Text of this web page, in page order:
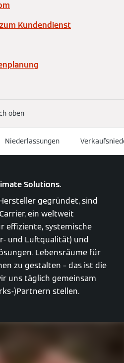
Kundendienst
oben
Niederlassungen
Solutions.
gegründet, sind
ein weltweit
effiziente, systemische
und Luftqualität) und
Lebensräume für
zu gestalten – das ist die
uns täglich gemeinsam
)Partnern stellen.